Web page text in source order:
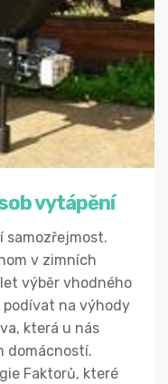
vytápění
samozřejmost.
v zimních
výběr vhodného
podívat na výhody
která u nás
domácností.
Faktorů, které